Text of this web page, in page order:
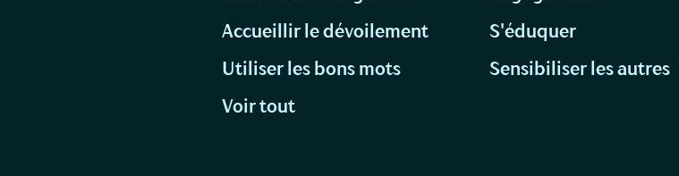
Accueillir le dévoilement
S'éduquer
Utiliser les bons mots
Sensibiliser les autres
Voir tout